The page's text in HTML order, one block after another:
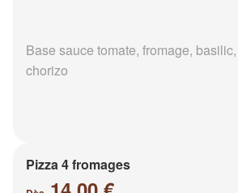
Base sauce tomate, fromage,
chorizo
Pizza 4 fromages